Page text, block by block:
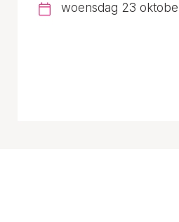
woensdag 23